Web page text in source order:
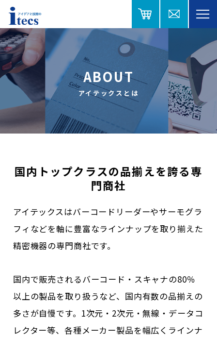
ABOUT
アイテックスとは
国内トップクラスの品揃えを誇る専
門商社
アイテックスはバーコードリーダーやサーモグラ
フィなどを軸に豊富なラインナップを取り揃えた
精密機器の専門商社です。
国内で販売されるバーコード・スキャナの80％
以上の製品を取り扱うなど、国内有数の品揃えの
多さが自慢です。1次元・2次元・無線・データコ
レクター等、各種メーカー製品を幅広くラインナ